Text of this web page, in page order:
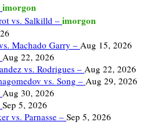
imorgon
vs. Salkilld – imorgon
Machado Garry – Aug 15, 2026
Aug 22, 2026
vs. Rodrigues – Aug 22, 2026
vs. Song – Aug 29, 2026
Aug 30, 2026
Sep 5, 2026
vs. Parnasse – Sep 5, 2026